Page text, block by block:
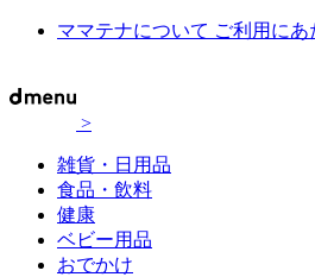
ママテナについて ご利用にあ
>
雑貨・日用品
食品・飲料
健康
ベビー用品
おでかけ